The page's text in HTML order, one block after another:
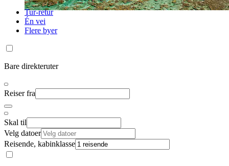
Tur-retur
Én vei
Flere byer
Bare direkteruter
Reiser fra
Skal til
Velg datoer
Reisende, kabinklasse